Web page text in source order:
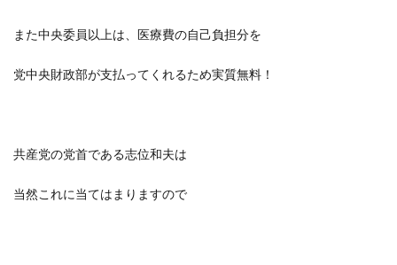
また中央委員以上は、医療費の自己負担分を
党中央財政部が支払ってくれるため実質無料！
共産党の党首である志位和夫は
当然これに当てはまりますので